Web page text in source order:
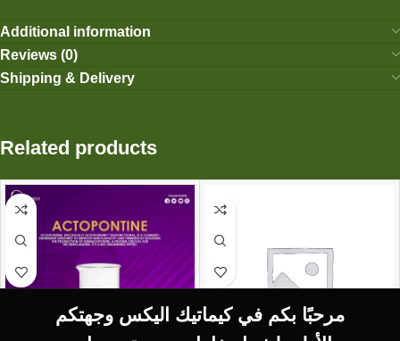
مرحبًا بكم في كيماتيك اليكس وجهتكم
Additional information
Reviews (0)
Shipping & Delivery
Related products